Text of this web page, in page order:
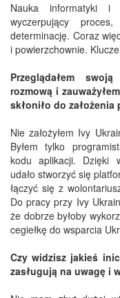
Nauka informatyki i
wyczerpujący
determinację. Coraz
i powierzchownie.
Przeglądałem
rozmową i
skłoniło do
Nie założyłem Ivy
Byłem tylko
kodu aplikacji. Dzięki
udało stworzyć się
łączyć się z
Do pracy przy Ivy
że dobrze byłoby
cegiełkę do wsparcia
Czy widzisz jakieś
zasługują na uwagę i